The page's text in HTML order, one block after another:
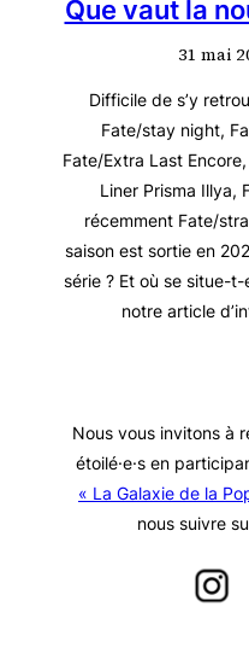
Que vaut la
31 mai
Difficile de s’y
Fate/stay night,
Fate/Extra Last
Liner Prisma Illya,
récemment Fate/
saison est sortie en
série ? Et où se situe-t-
notre article
Nous vous invitons à
étoilé·e·s en
« La Galaxie de la
nous suivre